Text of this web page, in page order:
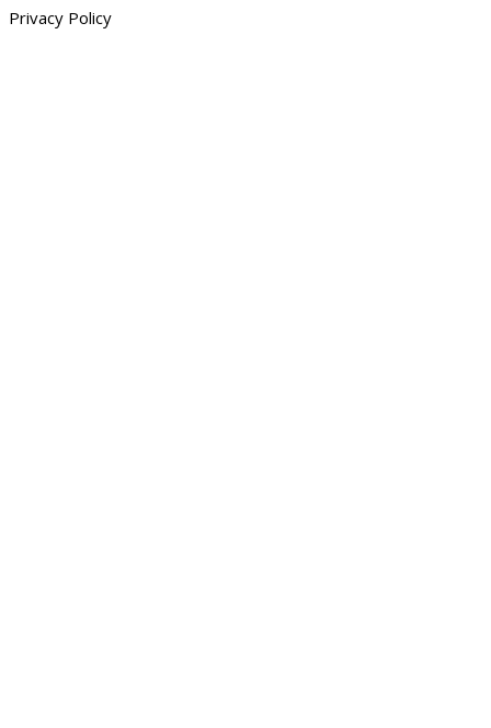
Privacy Policy